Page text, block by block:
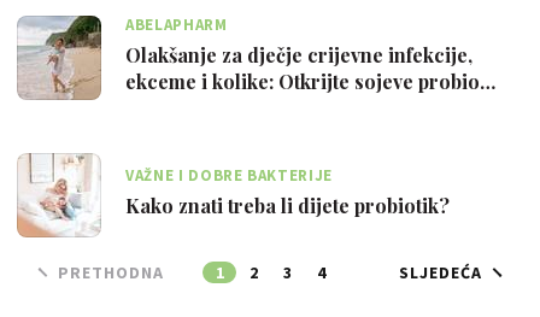
ABELAPHARM
Olakšanje za dječje crijevne infekcije,
ekceme i kolike: Otkrijte sojeve probio…
VAŽNE I DOBRE BAKTERIJE
Kako znati treba li dijete probiotik?
PRETHODNA 1 2 3 4 SLJEDEĆA